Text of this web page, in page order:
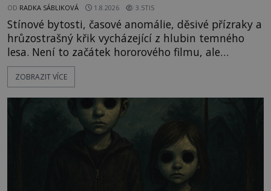
OD RADKA SÁBLIKOVÁ 1.8.2026 3.5TIS
Stínové bytosti, časové anomálie, děsivé přízraky a
hrůzostrašný křik vycházející z hlubin temného
lesa. Není to začátek hororového filmu, ale
události, které popisují návštěvníci lesů, které jsou
označovány jako nejděsivější na světě. Lidé bydlící
vyhýbají! Už jste o těchto lesích slyšeli? A odvážili
byste se je navštívit? [gallery ids="17
ZOBRAZIT VÍCE